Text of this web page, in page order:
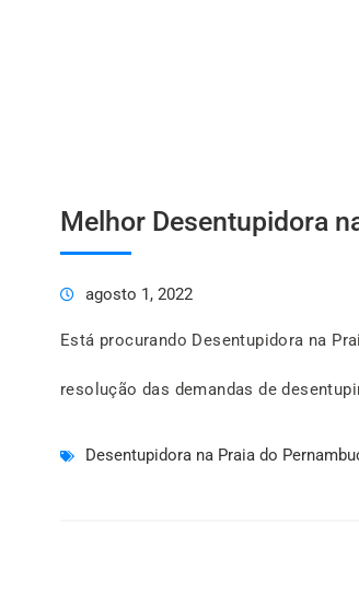
Melhor Desentupidora
agosto 1, 2022
Está procurando Desentupidora na
resolução das demandas de
Desentupidora na Praia do